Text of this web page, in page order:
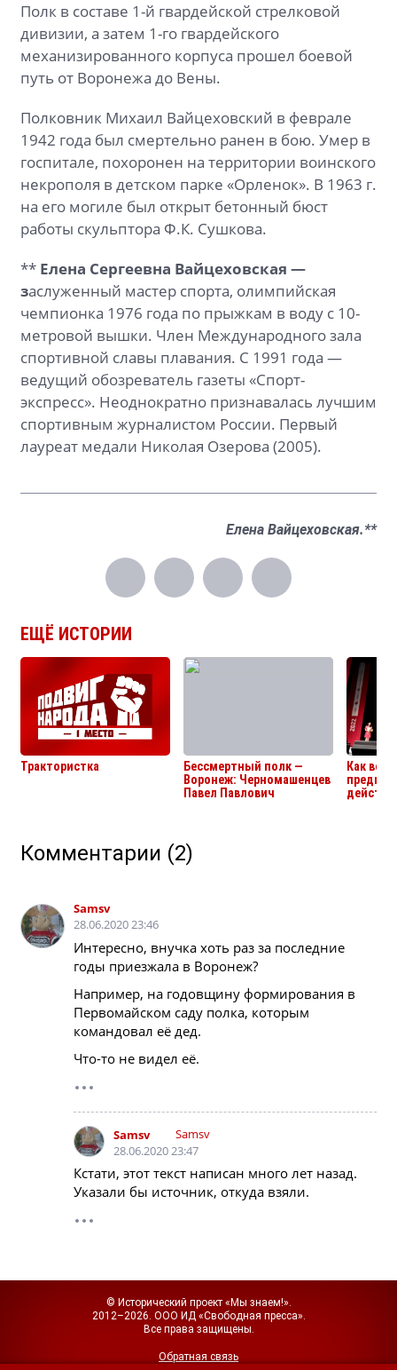
Полк в составе 1-й гвардейской стрелковой
дивизии, а затем 1-го гвардейского
механизированного корпуса прошел боевой
путь от Воронежа до Вены.
Полковник Михаил Вайцеховский в феврале
1942 года был смертельно ранен в бою. Умер в
госпитале, похоронен на территории воинского
некрополя в детском парке «Орленок». В 1963 г.
на его могиле был открыт бетонный бюст
работы скульптора Ф.К. Сушкова.
** Елена Сергеевна Вайцеховская —
заслуженный мастер спорта, олимпийская
чемпионка 1976 года по прыжкам в воду с 10-
метровой вышки. Член Международного зала
спортивной славы плавания. С 1991 года —
ведущий обозреватель газеты «Спорт-
экспресс». Неоднократно признавалась лучшим
спортивным журналистом России. Первый
лауреат медали Николая Озерова (2005).
Елена Вайцеховская.**
ЕЩЁ ИСТОРИИ
Трактористка
Бессмертный полк —
Воронеж: Черномашенцев
Павел Павлович
Как
Все истории
Комментарии (2)
Samsv
28.06.2020 23:46
Интересно, внучка хоть раз за последние
годы приезжала в Воронеж?
Например, на годовщину формирования в
Первомайском саду полка, которым
командовал её дед.
Что-то не видел её.
Samsv
Samsv
28.06.2020 23:47
Кстати, этот текст написан много лет назад.
Указали бы источник, откуда взяли.
© Исторический проект «Мы знаем!».
2012–2026. ООО ИД «Свободная пресса».
Все права защищены.
Обратная связь